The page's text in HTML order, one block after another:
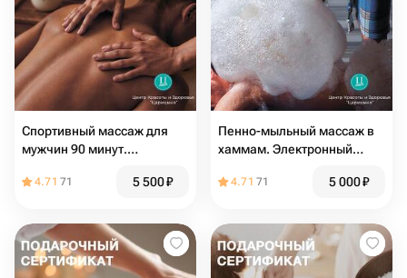
Спортивный массаж для
мужчин 90 минут.
сертификат
4.71 71 5 500₽
Пенно-мыльный массаж в
хаммам. Электронный
СПА4.71 71 5 000₽